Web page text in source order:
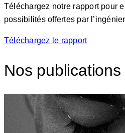
Téléchargez notre rapport pour
possibilités offertes par
Téléchargez le rapport
Nos publications